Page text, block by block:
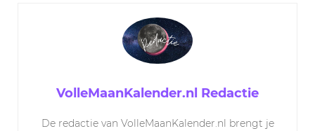
VolleMaanKalender.nl Redactie
De redactie van VolleMaanKalender.nl brengt je